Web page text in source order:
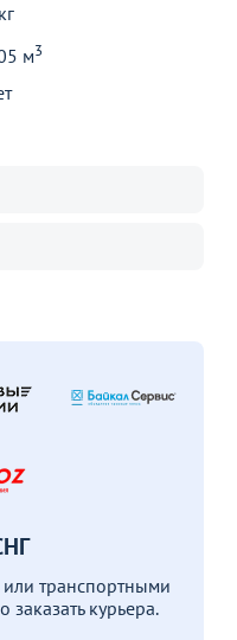
м3
транспортными
курьера.